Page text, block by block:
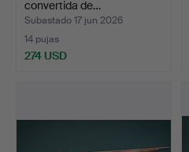
convertida de…
Subastado 17 jun 2026
14 pujas
274 USD